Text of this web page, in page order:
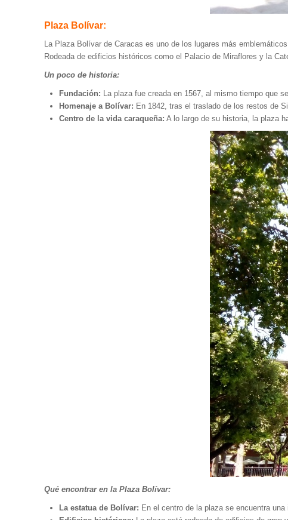
Plaza Bolívar:
La Plaza Bolívar de Caracas es uno de los lugares más
Rodeada de edificios históricos como el Palacio de Miraflores y la
Un poco de historia:
Fundación: La plaza fue creada en 1567, al mismo tiempo que
Homenaje a Bolívar: En 1842, tras el traslado de los restos de
Centro de la vida caraqueña: A lo largo de su historia, la plaza
Qué encontrar en la Plaza Bolívar:
La estatua de Bolívar: En el centro de la plaza se encuentra